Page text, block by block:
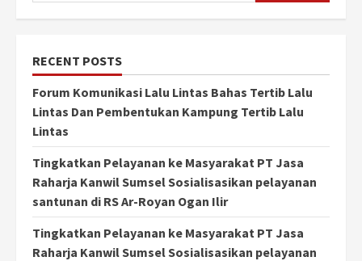
RECENT POSTS
Forum Komunikasi Lalu Lintas Bahas Tertib Lalu
Lintas Dan Pembentukan Kampung Tertib Lalu
Lintas
Tingkatkan Pelayanan ke Masyarakat PT Jasa
Raharja Kanwil Sumsel Sosialisasikan pelayanan
santunan di RS Ar-Royan Ogan Ilir
Tingkatkan Pelayanan ke Masyarakat PT Jasa
Raharja Kanwil Sumsel Sosialisasikan pelayanan